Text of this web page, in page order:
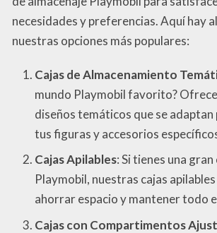
necesidades y preferencias. Aquí hay
nuestras opciones más populares:
Cajas de Almacenamiento
mundo Playmobil favorito?
diseños temáticos que se
tus figuras y accesorios
Cajas Apilables: Si tienes una
Playmobil, nuestras cajas
ahorrar espacio y mantener todo
Cajas con Compartimentos